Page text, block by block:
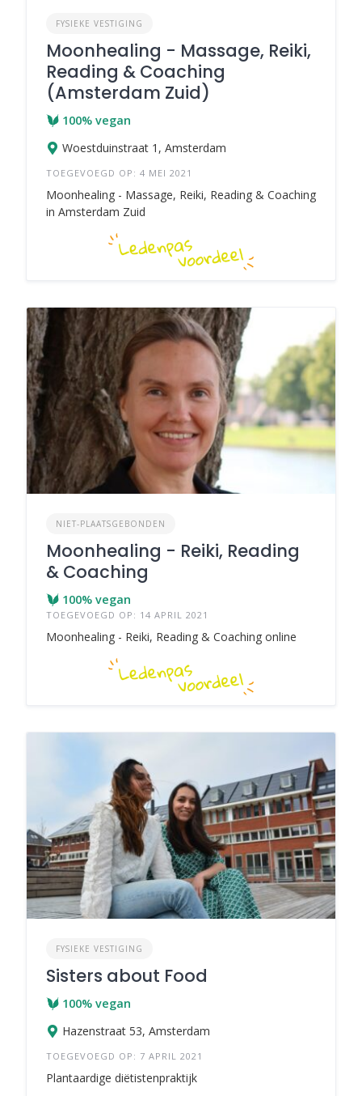
FYSIEKE VESTIGING
Moonhealing - Massage, Reiki,
Reading & Coaching
(Amsterdam Zuid)
100% vegan
Woestduinstraat 1, Amsterdam
TOEGEVOEGD OP: 4 MEI 2021
Moonhealing - Massage, Reiki, Reading & Coaching
in Amsterdam Zuid
NIET-PLAATSGEBONDEN
Moonhealing - Reiki, Reading
& Coaching
100% vegan
TOEGEVOEGD OP: 14 APRIL 2021
Moonhealing - Reiki, Reading & Coaching online
FYSIEKE VESTIGING
Sisters about Food
100% vegan
Hazenstraat 53, Amsterdam
TOEGEVOEGD OP: 7 APRIL 2021
Plantaardige diëtistenpraktijk